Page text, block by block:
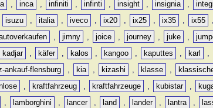
, inca , infiniti , infinti , insight , insignia ,
isuzu , italia , iveco , ix20 , ix25 , ix35 , ix55 ,
, jimny , joice , journey , juke ,
kadjar , käfer , kalos , kangoo , kaputtes , karl ,
ankauf-flensburg , kia , kizashi , klasse ,
, kraftfahrzeug , kraftfahrzeuge , kubistar ,
, lamborghini , lancer , land , lander , lantra ,